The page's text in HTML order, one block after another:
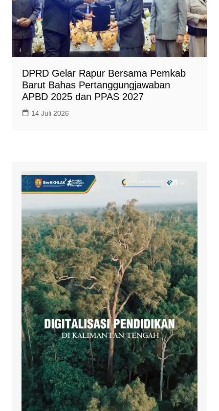
DPRD Gelar Rapur Bersama Pemkab
Barut Bahas Pertanggungjawaban
APBD 2025 dan PPAS 2027
14 Juli 2026